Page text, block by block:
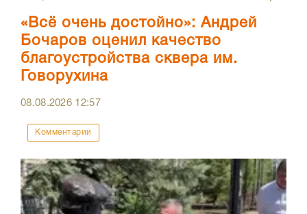
«Всё очень достойно»: Андрей
Бочаров оценил качество
благоустройства сквера им.
Говорухина
08.08.2026 12:57
Комментарии